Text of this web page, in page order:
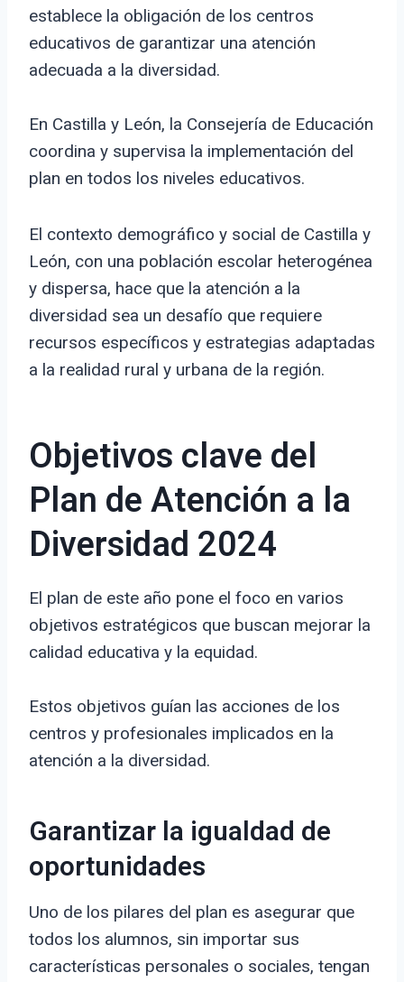
establece la obligación de los centros
educativos de garantizar una atención
adecuada a la diversidad.
En Castilla y León, la Consejería de Educación
coordina y supervisa la implementación del
plan en todos los niveles educativos.
El contexto demográfico y social de Castilla y
León, con una población escolar heterogénea
y dispersa, hace que la atención a la
diversidad sea un desafío que requiere
recursos específicos y estrategias adaptadas
a la realidad rural y urbana de la región.
Objetivos clave del
Plan de Atención a la
Diversidad 2024
El plan de este año pone el foco en varios
objetivos estratégicos que buscan mejorar la
calidad educativa y la equidad.
Estos objetivos guían las acciones de los
centros y profesionales implicados en la
atención a la diversidad.
Garantizar la igualdad de
oportunidades
Uno de los pilares del plan es asegurar que
todos los alumnos, sin importar sus
características personales o sociales, tengan